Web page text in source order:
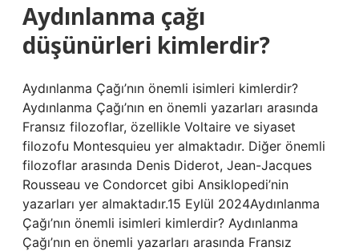
Aydınlanma çağı
düşünürleri kimlerdir?
Aydınlanma Çağı’nın önemli isimleri kimlerdir?
Aydınlanma Çağı’nın en önemli yazarları arasında
Fransız filozoflar, özellikle Voltaire ve siyaset
filozofu Montesquieu yer almaktadır. Diğer önemli
filozoflar arasında Denis Diderot, Jean-Jacques
Rousseau ve Condorcet gibi Ansiklopedi’nin
yazarları yer almaktadır.15 Eylül 2024Aydınlanma
Çağı’nın önemli isimleri kimlerdir? Aydınlanma
Çağı’nın en önemli yazarları arasında Fransız